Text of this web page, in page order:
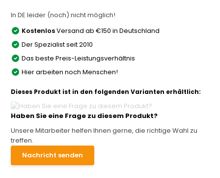
In DE leider (noch) nicht möglich!
KostenlosVersand ab €150 in Deutschland
Der Spezialist seit 2010
Das beste Preis-Leistungsverhältnis
Hier arbeiten noch Menschen!
Dieses Produkt ist in den folgenden Varianten erhältlich:
Haben Sie eine Frage zu diesem Produkt?
Unsere Mitarbeiter helfen Ihnen gerne, die richtige Wahl zu
treffen.
Nachricht senden